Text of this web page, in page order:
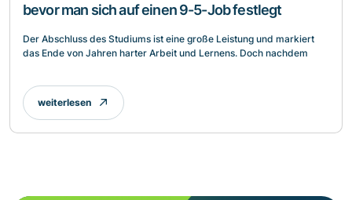
bevor man sich auf einen 9-5-Job festlegt
Der Abschluss des Studiums ist eine große Leistung und markiert
das Ende von Jahren harter Arbeit und Lernens. Doch nachdem
weiterlesen